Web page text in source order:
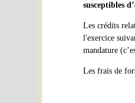
susceptibles
Les crédits
l'exercice
mandature
Les frais de